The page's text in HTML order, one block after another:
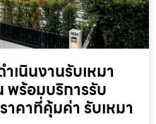
เนินงานรับเหมา
พร้อมบริการรับ
าคาที่คุ้มค่า รับเหมา